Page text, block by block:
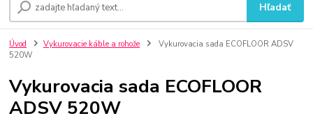
Hľadať
Úvod Vykurovacie káble a rohože
Vykurovacia sada ECOFLOOR ADSV
520W
Vykurovacia sada ECOFLOOR
ADSV 520W